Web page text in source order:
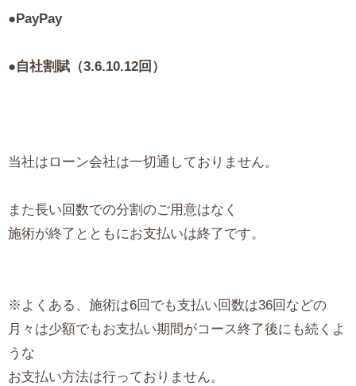
●PayPay
●自社割賦（3.6.10.12回）
当社はローン会社は一切通しておりません。
また長い回数での分割のご用意はなく
施術が終了とともにお支払いは終了です。
※よくある、施術は6回でも支払い回数は36回などの
月々は少額でもお支払い期間がコース終了後にも続くよ
うな
お支払い方法は行っておりません。